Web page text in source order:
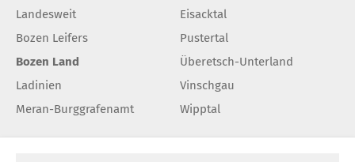
Landesweit
Bozen Leifers
Bozen Land
Ladinien
Meran-Burggrafenamt
Eisacktal
Pustertal
Überetsch-Unterland
Vinschgau
Wipptal